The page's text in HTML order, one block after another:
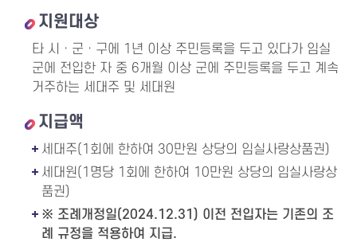
지원대상
타 시ㆍ군ㆍ구에 1년 이상 주민등록을 두고 있다가 임실
군에 전입한 자 중 6개월 이상 군에 주민등록을 두고 계속
거주하는 세대주 및 세대원
지급액
세대주(1회에 한하여 30만원 상당의 임실사랑상품권)
세대원(1명당 1회에 한하여 10만원 상당의 임실사랑상
품권)
※ 조례개정일(2024.12.31) 이전 전입자는 기존의 조
례 규정을 적용하여 지급.